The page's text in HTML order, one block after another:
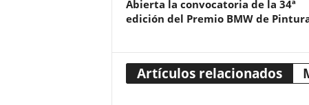
Abierta la convocatoria de la 34ª
edición del Premio BMW de
Artículos relacionados